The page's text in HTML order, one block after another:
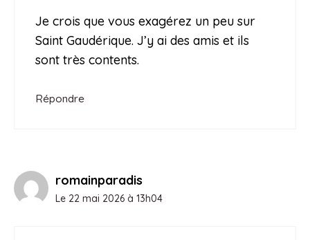
Je crois que vous exagérez un peu sur
Saint Gaudérique. J’y ai des amis et ils
sont très contents.
Répondre
romainparadis
Le 22 mai 2026 à 13h04